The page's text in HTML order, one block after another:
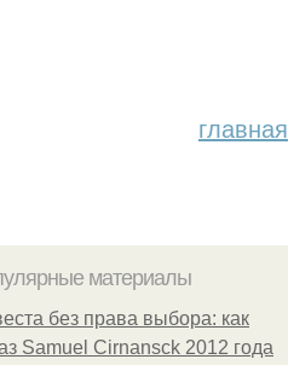
главная
материалы
без права выбора: как
Samuel Cirnansck 2012 года